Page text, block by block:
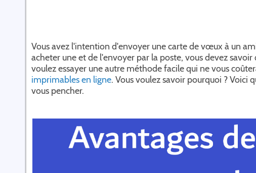
Vous avez l'intention d'envoyer une carte de vœux à un
acheter une et de l'envoyer par la poste, vous devez
voulez essayer une autre méthode facile qui ne vous
imprimables en ligne. Vous voulez savoir pourquoi ? Voici
vous pencher.